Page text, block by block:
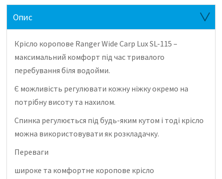
Опис
Крiсло коропове Ranger Wide Carp Lux SL-115 –
максимальний комфорт під час тривалого
перебування біля водойми.
Є можливість регулювати кожну ніжку окремо на
потрібну висоту та нахилом.
Спинка регулюється під будь-яким кутом і тоді крісло
можна використовувати як розкладачку.
Переваги
широке та комфортне коропове крісло